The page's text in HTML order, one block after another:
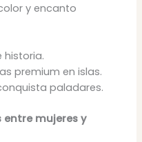
y encanto
historia.
premium en islas.
paladares.
entre mujeres y